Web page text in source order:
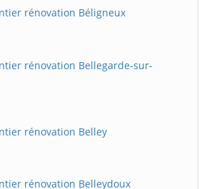
rénovation Béligneux
rénovation Bellegarde-sur-
rénovation Belley
rénovation Belleydoux